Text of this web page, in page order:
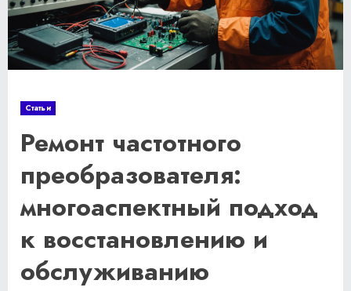
Статьи
Ремонт частотного
преобразователя:
многоаспектный подход
к восстановлению и
обслуживанию